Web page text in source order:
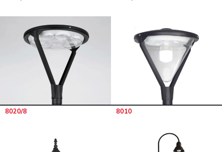
8020/8 8010